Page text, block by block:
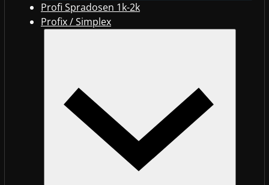
Profi Spradosen 1k-2k
Profix / Simplex